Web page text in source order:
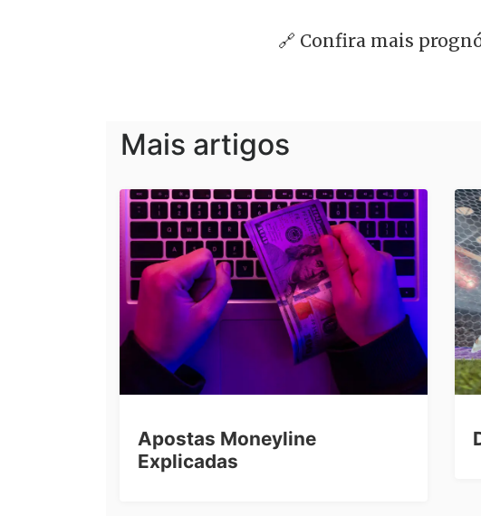
🔗 Confira mais
Mais artigos
Apostas Moneyline
Explicadas